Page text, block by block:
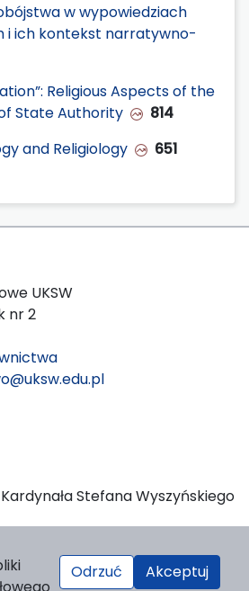
w wypowiedziach
i ich kontekst narratywno-
Religious Aspects of the
State Authority
814
and Religiology
651
UKSW
nr 2
Stefana Wyszyńskiego
by OJS/PKP
Odrzuć Akceptuj